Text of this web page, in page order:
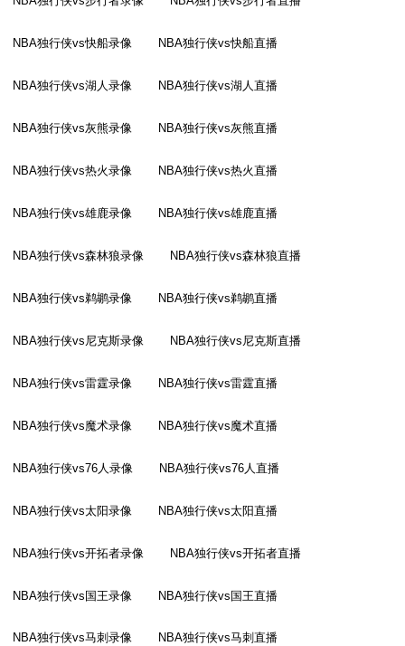
NBA独行侠vs快船录像 NBA独行侠vs快船直播
NBA独行侠vs湖人录像 NBA独行侠vs湖人直播
NBA独行侠vs灰熊录像 NBA独行侠vs灰熊直播
NBA独行侠vs热火录像 NBA独行侠vs热火直播
NBA独行侠vs雄鹿录像 NBA独行侠vs雄鹿直播
NBA独行侠vs森林狼录像 NBA独行侠vs森林狼直播
NBA独行侠vs鹈鹕录像 NBA独行侠vs鹈鹕直播
NBA独行侠vs尼克斯录像 NBA独行侠vs尼克斯直播
NBA独行侠vs雷霆录像 NBA独行侠vs雷霆直播
NBA独行侠vs魔术录像 NBA独行侠vs魔术直播
NBA独行侠vs76人录像 NBA独行侠vs76人直播
NBA独行侠vs太阳录像 NBA独行侠vs太阳直播
NBA独行侠vs开拓者录像 NBA独行侠vs开拓者直播
NBA独行侠vs国王录像 NBA独行侠vs国王直播
NBA独行侠vs马刺录像 NBA独行侠vs马刺直播